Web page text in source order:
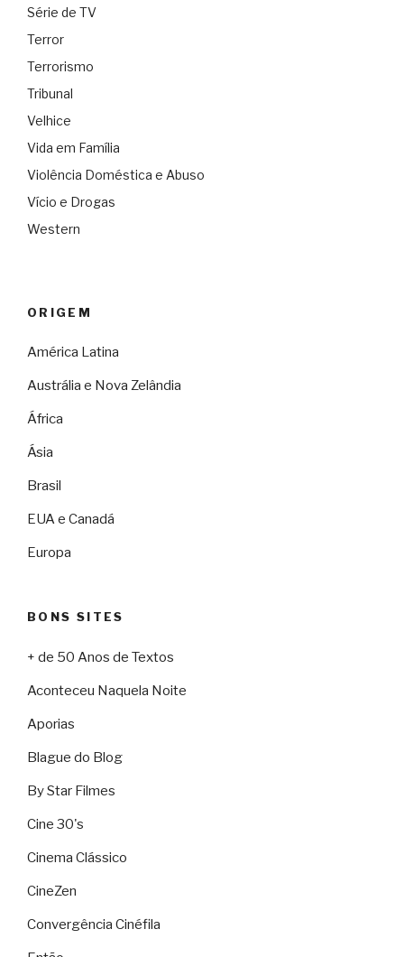
Série de TV
Terror
Terrorismo
Tribunal
Velhice
Vida em Família
Violência Doméstica e Abuso
Vício e Drogas
Western
ORIGEM
América Latina
Austrália e Nova Zelândia
África
Ásia
Brasil
EUA e Canadá
Europa
BONS SITES
+ de 50 Anos de Textos
Aconteceu Naquela Noite
Aporias
Blague do Blog
By Star Filmes
Cine 30's
Cinema Clássico
CineZen
Convergência Cinéfila